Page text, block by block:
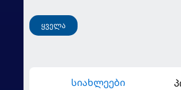
ყველა
სიახლეები